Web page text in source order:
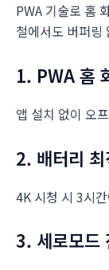
PWA 기술로 홈
철에서도 버퍼링
1. PWA 홈
앱 설치 없이 오
2. 배터리
4K 시청 시 3시
3. 세로모드